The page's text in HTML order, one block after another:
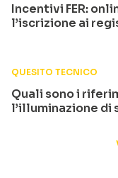
Incentivi FER:
l’iscrizione ai
QUESITO TECNICO
Quali sono i
l’illuminazione di